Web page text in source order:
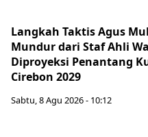
Langkah Taktis Agus
Mundur dari Staf Ahli
Diproyeksi Penantang
Cirebon 2029
Sabtu, 8 Agu 2026 - 10:12